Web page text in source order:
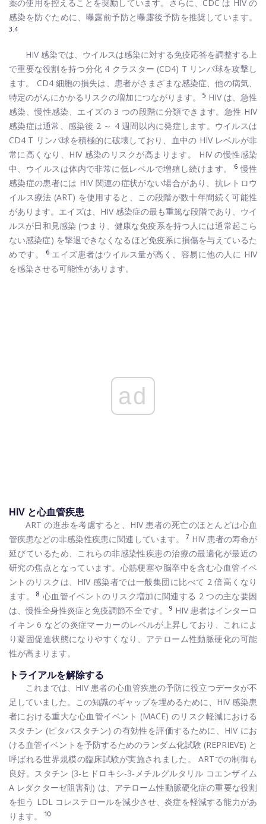
薬の使用を控えることを奨励しています。さらに、CDC は HIV の
感染を防ぐために、曝露前予防と曝露後予防を推奨しています。
3.4
HIV 感染では、ウイルスは感染に対する免疫応答を調整する上
で重要な役割を持つ分化 4 クラスター (CD4) T リンパ球を攻撃し
ます。 CD4 細胞の損失は、患者がさまざまな感染症、他の病気、
特定のがんにかかるリスクの増加につながります。
5 HIV は、急性
感染、慢性感染、エイズの 3 つの段階に分類できます。急性 HIV
感染症は通常、感染後 2 ～ 4 週間以内に発症します。ウイルスは
CD4 T リンパ球を積極的に破壊しており、血中の HIV レベルが非
常に高くなり、HIV 感染のリスクが高まります。 HIV の慢性感染
中、ウイルスは体内で非常に低レベルで増殖し続けます。
6 慢性
感染症の患者には HIV 関連の症状がない場合があり、抗レトロウ
イルス療法 (ART) を使用すると、この段階が数十年間続く可能性
があります。エイズは、HIV 感染症の最も重篤な段階であり、ウイ
ルスが日和見感染 (つまり、健康な免疫系を持つ人には通常起こら
ない感染症) を撃退できなくなるほど免疫系に損傷を与えているた
めです。
6エイズ患者はウイルス量が高く、容易に他の人に HIV
を感染させる可能性があります。
ad
HIV と心血管疾患
ART の進歩を考慮すると、HIV 患者の死亡のほとんどは心血
管疾患などの非感染性疾患に関連しています。
7 HIV 患者の寿命が
延びているため、これらの非感染性疾患の治療の最適化が最近の
研究の焦点となっています。心筋梗塞や脳卒中を含む心血管イベ
ントのリスクは、HIV 感染者では一般集団に比べて 2 倍高くなり
ます。
8 心血管イベントのリスク増加に関連する 2 つの主な要因
は、慢性全身性炎症と免疫調節不全です。
9 HIV 患者はインターロ
イキン 6 などの炎症マーカーのレベルが上昇しており、これによ
り凝固促進状態になりやすくなり、アテローム性動脈硬化の可能
性が高まります。
トライアルを解除する
これまでは、HIV 患者の心血管疾患の予防に役立つデータが不
足していました。この知識のギャップを埋めるために、HIV 感染患
者における重大な心血管イベント (MACE) のリスク軽減における
スタチン (ピタバスタチン) の有効性を評価するために、HIV にお
ける血管イベントを予防するためのランダム化試験 (REPRIEVE) と
呼ばれる世界規模の臨床試験が実施されました。 ARTでの制御も
良好。スタチン (3-ヒドロキシ-3-メチルグルタリル コエンザイム
A レダクターゼ阻害剤) は、アテローム性動脈硬化症の重要な役割
を担う LDL コレステロールを減少させ、炎症を軽減する能力があ
ります。
10